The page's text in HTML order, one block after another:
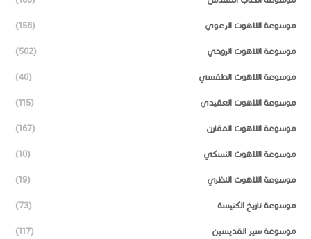
موسوعة اللاهوت الرعوي (156)
موسوعة اللاهوت الروحي (502)
موسوعة اللاهوت الطقسي (40)
موسوعة اللاهوت العقيدي (115)
موسوعة اللاهوت المقارن (167)
موسوعة اللاهوت النسكي (10)
موسوعة اللاهوت النظري (19)
موسوعة تاريخ الكنيسة (73)
موسوعة سير القديسين (117)